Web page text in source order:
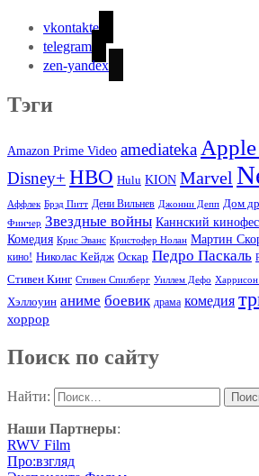
vkontakte
telegram
zen-yandex
Тэги
Amazon Prime Video amediateka
Disney+ HBO Hulu KION Marvel
Аффлек Брэд Питт Дени Вильнев Джонни Депп Дом
Финчер Звездные войны Каннский
Комедия Крис Эванс Кристофер Нолан Мартин
кино! Николас Кейдж Оскар Педро Паскаль
Стивен Кинг Стивен Спилберг Уиллем Дефо
Хэллоуин аниме боевик драма комедия
хоррор
Поиск по сайту
Найти:
Наши Партнеры:
RWV Film
Про:взгляд